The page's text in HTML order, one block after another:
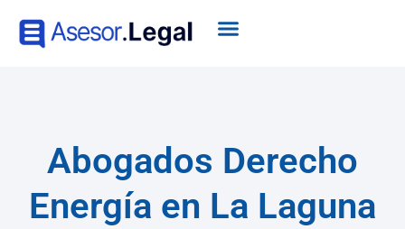
Abogados Derecho
Energía en La Laguna